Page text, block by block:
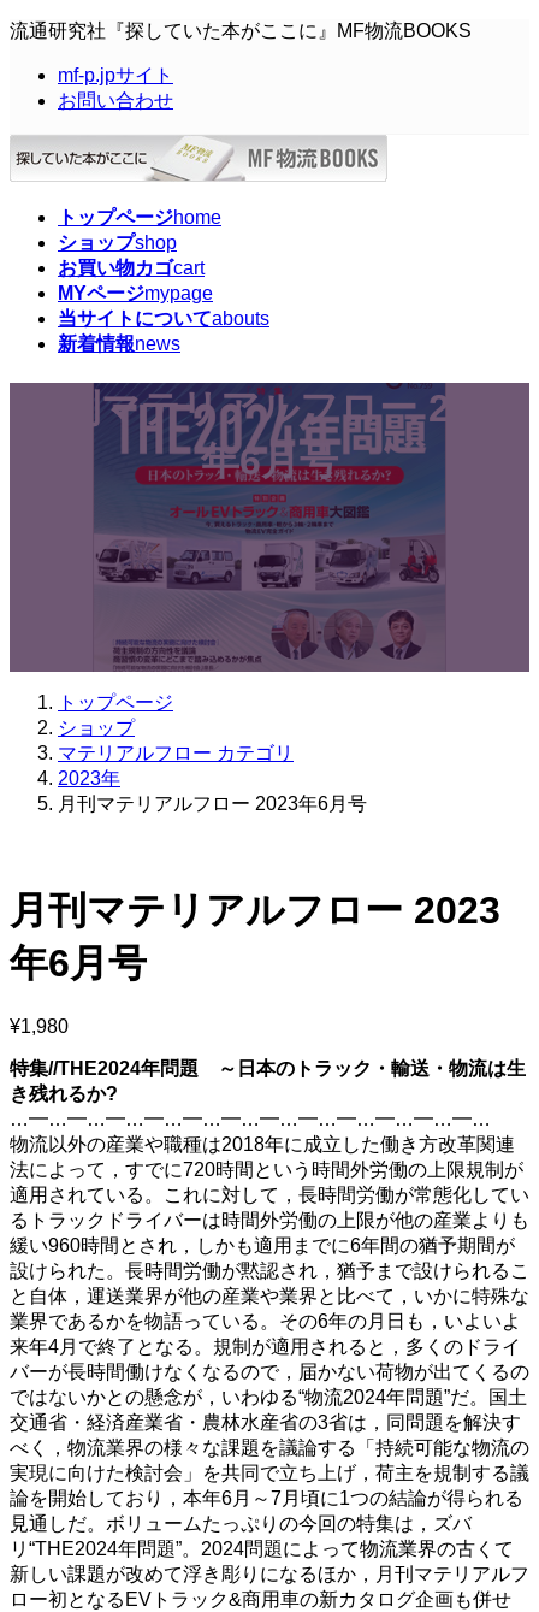
コ
ツ
へ
ス
ナ
シ
ョ
ン
流通研究社『探していた本がここに』MF物流BOOKS
mf-p.jpサイト
お問い合わせ
トップページhome
ショップshop
お買い物カゴcart
MYページmypage
当サイトについてabouts
新着情報news
月刊マテリアルフロー 2023
年6月号
トップページ
ショップ
マテリアルフロー カテゴリ
2023年
月刊マテリアルフロー 2023年6月号
月刊マテリアルフロー 2023
年6月号
¥1,980
特集//THE2024年問題 ～日本のトラック・輸送・物流は生
き残れるか?
…━…━…━…━…━…━…━…━…━…━…━…━…
物流以外の産業や職種は2018年に成立した働き方改革関連
法によって，すでに720時間という時間外労働の上限規制が
適用されている。これに対して，長時間労働が常態化してい
るトラックドライバーは時間外労働の上限が他の産業よりも
緩い960時間とされ，しかも適用までに6年間の猶予期間が
設けられた。長時間労働が黙認され，猶予まで設けられるこ
と自体，運送業界が他の産業や業界と比べて，いかに特殊な
業界であるかを物語っている。その6年の月日も，いよいよ
来年4月で終了となる。規制が適用されると，多くのドライ
バーが長時間働けなくなるので，届かない荷物が出てくるの
ではないかとの懸念が，いわゆる“物流2024年問題”だ。国土
交通省・経済産業省・農林水産省の3省は，同問題を解決す
べく，物流業界の様々な課題を議論する「持続可能な物流の
実現に向けた検討会」を共同で立ち上げ，荷主を規制する議
論を開始しており，本年6月～7月頃に1つの結論が得られる
見通しだ。ボリュームたっぷりの今回の特集は，ズバ
リ“THE2024年問題”。2024問題によって物流業界の古くて
新しい課題が改めて浮き彫りになるほか，月刊マテリアルフ
ロー初となるEVトラック&商用車の新カタログ企画も併せ